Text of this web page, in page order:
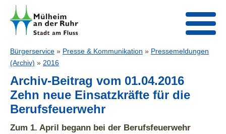
Bürgerservice » Presse & Kommunikation » Pressemeldungen
(Archiv) » 2016
Archiv-Beitrag vom 01.04.2016
Zehn neue Einsatzkräfte für die
Berufsfeuerwehr
Zum 1. April begann bei der Berufsfeuerwehr